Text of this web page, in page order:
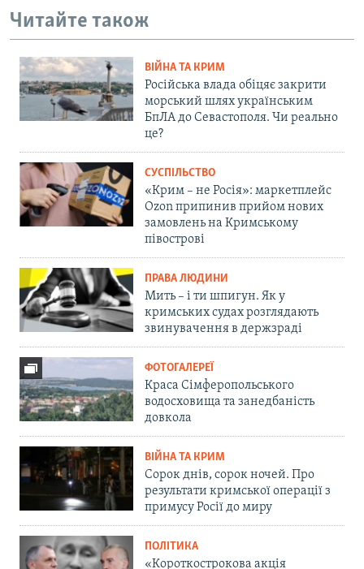
Читайте також
ВІЙНА ТА КРИМ
Російська влада обіцяє закрити
морський шлях українським
БпЛА до Севастополя. Чи реально
це?
СУСПІЛЬСТВО
«Крим – не Росія»: маркетплейс
Ozon припинив прийом нових
замовлень на Кримському
півострові
ПРАВА ЛЮДИНИ
Мить – і ти шпигун. Як у
кримських судах розглядають
звинувачення в держзраді
ФОТОГАЛЕРЕЇ
Краса Сімферопольського
водосховища та занедбаність
довкола
ВІЙНА ТА КРИМ
Сорок днів, сорок ночей. Про
результати кримської операції з
примусу Росії до миру
ПОЛІТИКА
«Короткострокова акція